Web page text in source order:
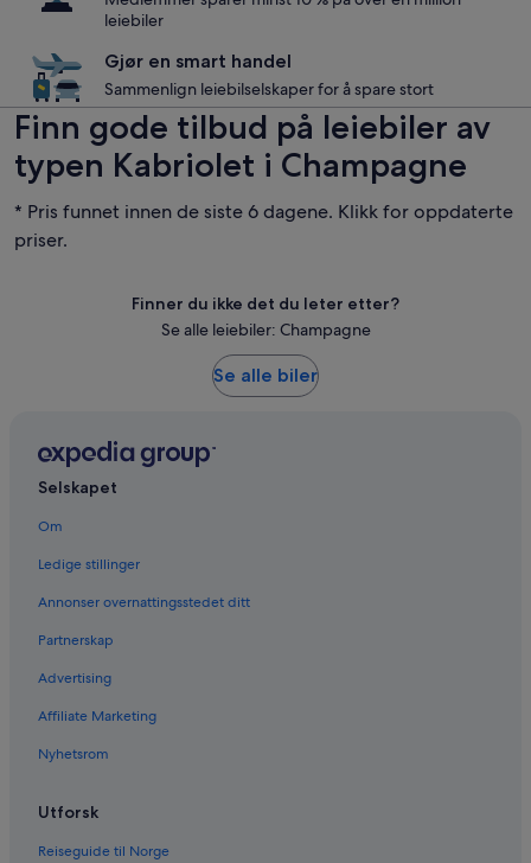
leiebiler
Gjør en smart handel
Sammenlign leiebilselskaper for å spare stort
Finn gode tilbud på leiebiler av
typen Kabriolet i Champagne
* Pris funnet innen de siste 6 dagene. Klikk for oppdaterte
priser.
Finner du ikke det du leter etter?
Se alle leiebiler: Champagne
Se alle biler
Selskapet
Om
Ledige stillinger
Annonser overnattingsstedet ditt
Partnerskap
Advertising
Affiliate Marketing
Nyhetsrom
Utforsk
Reiseguide til Norge